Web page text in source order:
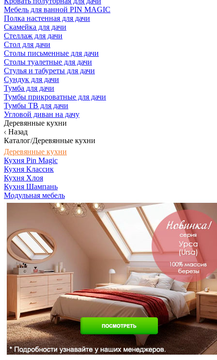
Мебель для ванной PIN MAGIC
Полка настенная для дачи
Скамейка для дачи
Стеллаж для дачи
Стол для дачи
Столы письменные для дачи
Столы туалетные для дачи
Стулья и табуреты для дачи
Сундук для дачи
Тумба для дачи
Тумбы прикроватные для дачи
Тумбы ТВ для дачи
Угловой диван на дачу
Деревянные кухни
Назад
Каталог/Деревянные кухни
Деревянные кухни
Кухня Pin Magic
Кухня Классик
Кухня Хлоя
Кухня Шампань
Модульная мебель